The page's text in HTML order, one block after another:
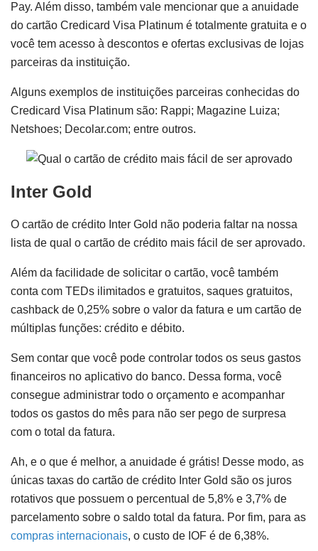
Pay. Além disso, também vale mencionar que a anuidade
do cartão Credicard Visa Platinum é totalmente gratuita e o
você tem acesso à descontos e ofertas exclusivas de lojas
parceiras da instituição.
Alguns exemplos de instituições parceiras conhecidas do
Credicard Visa Platinum são: Rappi; Magazine Luiza;
Netshoes; Decolar.com; entre outros.
Inter Gold
O cartão de crédito Inter Gold não poderia faltar na nossa
lista de qual o cartão de crédito mais fácil de ser aprovado.
Além da facilidade de solicitar o cartão, você também
conta com TEDs ilimitados e gratuitos, saques gratuitos,
cashback de 0,25% sobre o valor da fatura e um cartão de
múltiplas funções: crédito e débito.
Sem contar que você pode controlar todos os seus gastos
financeiros no aplicativo do banco. Dessa forma, você
consegue administrar todo o orçamento e acompanhar
todos os gastos do mês para não ser pego de surpresa
com o total da fatura.
Ah, e o que é melhor, a anuidade é grátis! Desse modo, as
únicas taxas do cartão de crédito Inter Gold são os juros
rotativos que possuem o percentual de 5,8% e 3,7% de
parcelamento sobre o saldo total da fatura. Por fim, para as
compras internacionais, o custo de IOF é de 6,38%.